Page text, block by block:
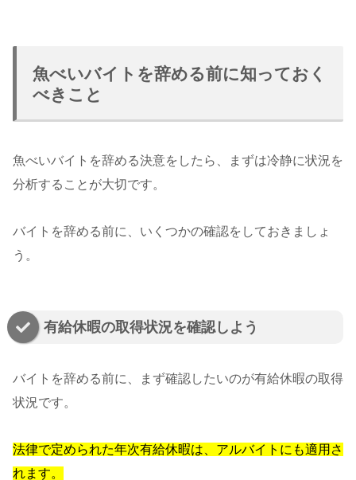
魚べいバイトを辞める前に知っておく
べきこと
魚べいバイトを辞める決意をしたら、まずは冷静に状況を
分析することが大切です。
バイトを辞める前に、いくつかの確認をしておきましょ
う。
有給休暇の取得状況を確認しよう
バイトを辞める前に、まず確認したいのが有給休暇の取得
状況です。
法律で定められた年次有給休暇は、アルバイトにも適用さ
れます。